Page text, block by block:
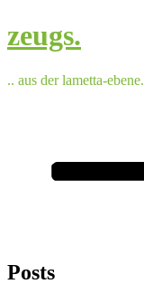
to
zeugs.
.. aus der lametta-ebene.
Posts